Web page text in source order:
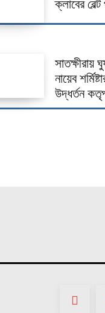
ক্লাবের
সাতক্ষীরায়
নায়েব
উদ্ধর্তন